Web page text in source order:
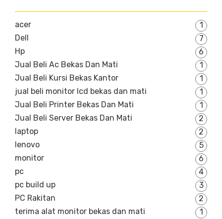
acer
1
Dell
7
Hp
6
Jual Beli Ac Bekas Dan Mati
1
Jual Beli Kursi Bekas Kantor
1
jual beli monitor lcd bekas dan mati
1
Jual Beli Printer Bekas Dan Mati
1
Jual Beli Server Bekas Dan Mati
2
laptop
2
lenovo
5
monitor
6
pc
4
pc build up
3
PC Rakitan
2
terima alat monitor bekas dan mati
1